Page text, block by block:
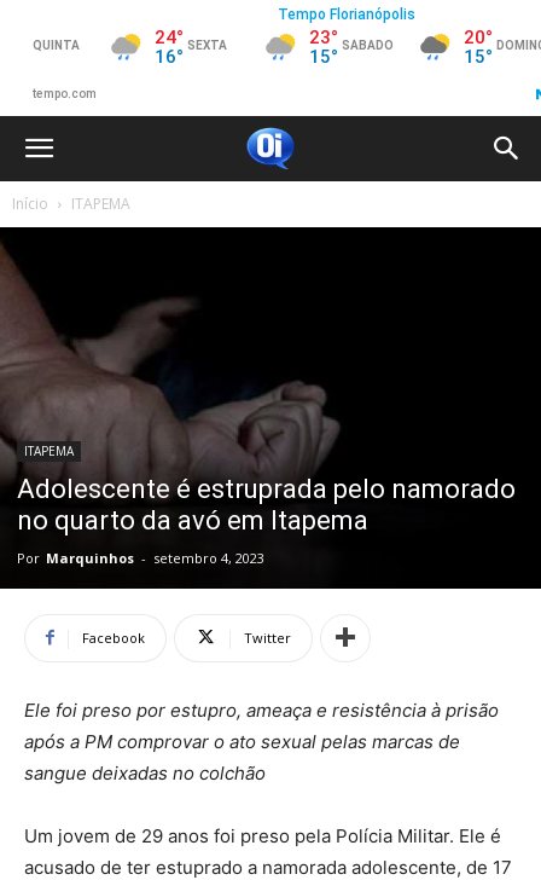
Início ITAPEMA
ITAPEMA
Adolescente é estruprada pelo namorado
no quarto da avó em Itapema
Por Marquinhos - setembro 4, 2023
Facebook Twitter
Ele foi preso por estupro, ameaça e resistência à prisão
após a PM comprovar o ato sexual pelas marcas de
sangue deixadas no colchão
Um jovem de 29 anos foi preso pela Polícia Militar. Ele é
acusado de ter estuprado a namorada adolescente, de 17